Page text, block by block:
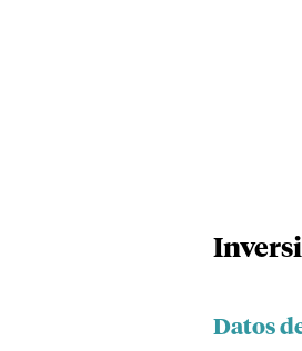
Datos